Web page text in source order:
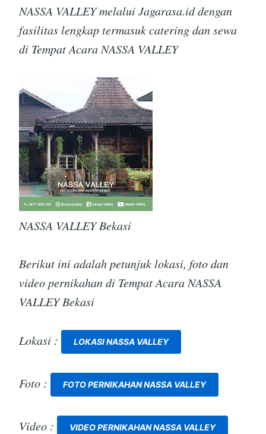
NASSA VALLEY melalui Jagarasa.id dengan
fasilitas lengkap termasuk catering dan sewa
di Tempat Acara NASSA VALLEY
NASSA VALLEY Bekasi
Berikut ini adalah petunjuk lokasi, foto dan
video pernikahan di Tempat Acara NASSA
VALLEY Bekasi
Lokasi : LOKASI NASSA VALLEY
Foto : FOTO PERNIKAHAN NASSA VALLEY
Video : VIDEO PERNIKAHAN NASSA VALLEY